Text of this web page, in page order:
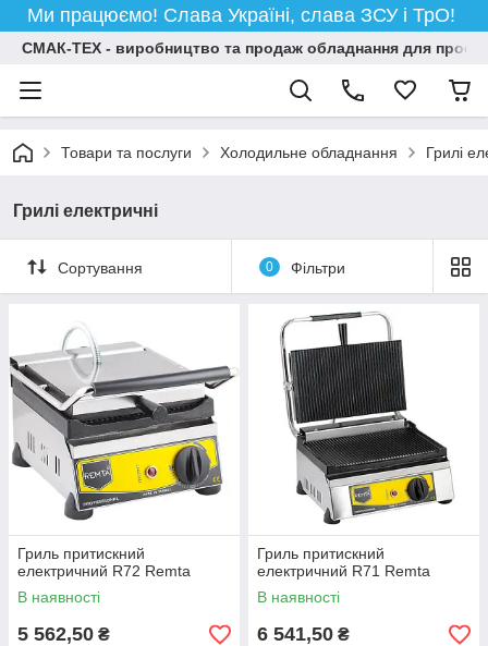
Ми працюємо! Слава Україні, слава ЗСУ і ТрО!
СМАК-ТЕХ - виробництво та продаж обладнання для
Товари та послуги Холодильне обладнання Грилі
Грилі електричні
Сортування 0 Фільтри
Гриль притискний
електричний R72 Remta
В наявності
5 562,50 ₴
Гриль притискний
електричний R71 Remta
В наявності
6 541,50 ₴